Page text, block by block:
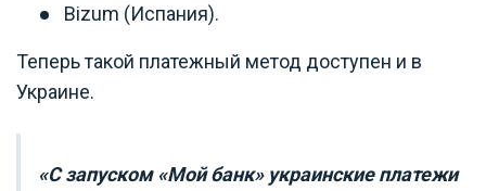
Bizum (Испания).
Теперь такой платежный метод доступен и в
Украине.
«С запуском «Мой банк» украинские платежи